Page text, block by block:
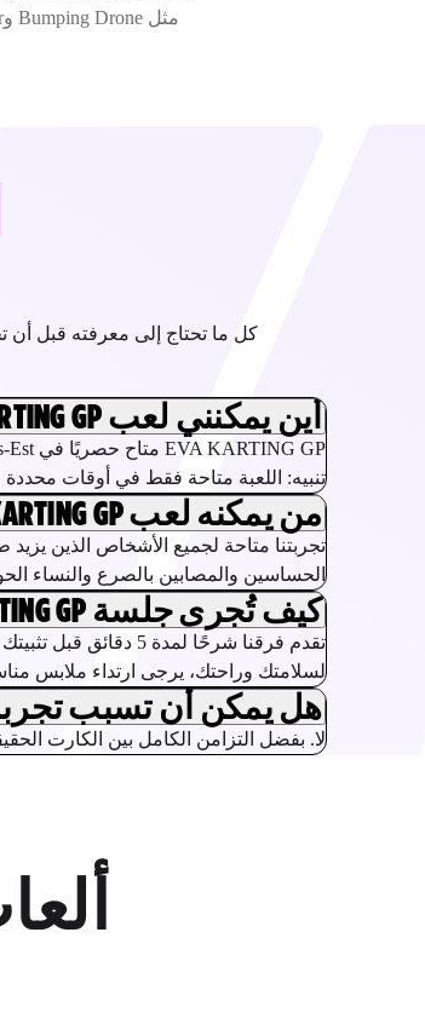
أين يمكنني لعب EVA KARTING GP؟
تنبيه: اللعبة متاحة فقط في أوقات محددة
من يمكنه لعب EVA KARTING GP؟
الحساسين والمصابين بالصرع والنساء
كيف تُجرى جلسة EVA KARTING GP؟
لسلامتك وراحتك، يرجى ارتداء ملابس
هل يمكن أن تسبب تجربة
لا. بفضل التزامن الكامل بين الكارت